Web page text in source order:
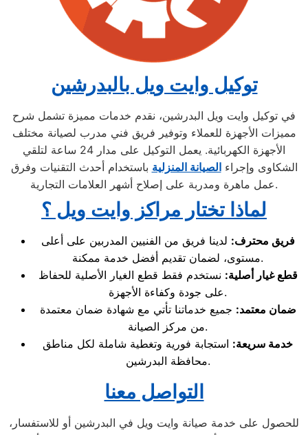
توكيل وايت ويل بالبدرشين
في توكيل وايت ويل البدرشين، نقدم خدمات مميزة تشمل شرح
مميزات الأجهزة للعملاء وتوفير فريق فني مدرب لصيانة مختلف
الأجهزة الكهربائية. يعمل التوكيل على مدار 24 ساعة لتلقي
الشكاوى وإجراءالصيانة المنزلية باستخدام أحدث التقنيات وفرق
عمل ماهرة ومدربة على إصلاح أشهر العلامات التجارية.
لماذا تختار مراكز وايت ويل ؟
فريق محترف: لدينا فريق من الفنيين المدربين على أعلى
مستوى، لضمان تقديم أفضل خدمة ممكنة.
قطع غيار أصلية: نستخدم فقط قطع الغيار الأصلية للحفاظ
على جودة وكفاءة الأجهزة.
ضمان معتمد: جميع خدماتنا تأتي مع شهادة ضمان معتمدة
من مركز الصيانة.
خدمة سريعة: استجابة فورية وتغطية شاملة لكل مناطق
محافظة البدرشين.
التواصل معنا
للحصول على خدمة صيانة وايت ويل في البدرشين أو للاستفسار،